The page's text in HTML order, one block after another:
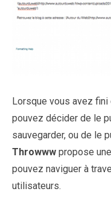
Lorsque vous avez
pouvez décider de le
sauvegarder, ou de le
Throwww propose
pouvez naviguer à
utilisateurs.